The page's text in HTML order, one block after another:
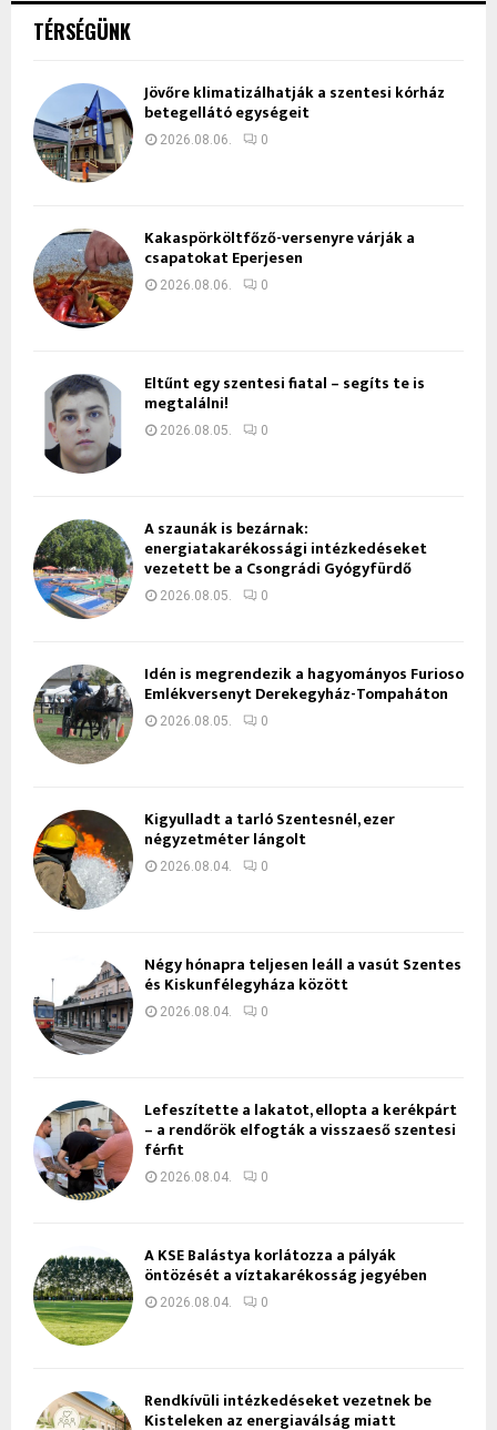
TÉRSÉGÜNK
Jövőre klimatizálhatják a szentesi kórház
betegellátó egységeit
2026.08.06. 0
Kakaspörköltfőző-versenyre várják a
csapatokat Eperjesen
2026.08.06. 0
Eltűnt egy szentesi fiatal – segíts te is
megtalálni!
2026.08.05. 0
A szaunák is bezárnak:
energiatakarékossági intézkedéseket
vezetett be a Csongrádi Gyógyfürdő
2026.08.05. 0
Idén is megrendezik a hagyományos Furioso
Emlékversenyt Derekegyház-Tompaháton
2026.08.05. 0
Kigyulladt a tarló Szentesnél, ezer
négyzetméter lángolt
2026.08.04. 0
Négy hónapra teljesen leáll a vasút Szentes
és Kiskunfélegyháza között
2026.08.04. 0
Lefeszítette a lakatot, ellopta a kerékpárt
– a rendőrök elfogták a visszaeső szentesi
férfit
2026.08.04. 0
A KSE Balástya korlátozza a pályák
öntözését a víztakarékosság jegyében
2026.08.04. 0
Rendkívüli intézkedéseket vezetnek be
Kisteleken az energiaválság miatt